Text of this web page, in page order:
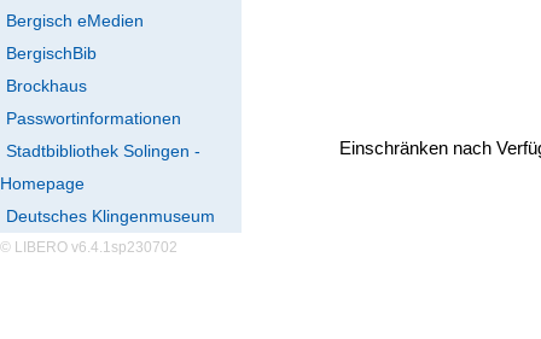
Bergisch eMedien
BergischBib
Brockhaus
Passwortinformationen
Stadtbibliothek Solingen -
Homepage
Deutsches Klingenmuseum
© LIBERO v6.4.1sp230702
Einschränken nach